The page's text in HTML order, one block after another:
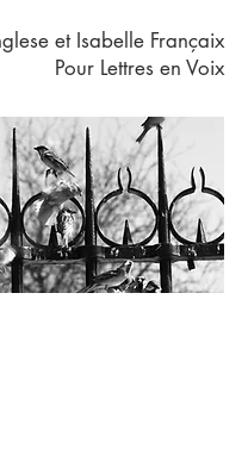
et Isabelle Françaix
Pour Lettres en Voix